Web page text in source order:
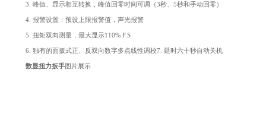
3. 峰值、显示相互转换，峰值回零时间可调（3秒、5秒和手动回零）
4. 报警设置：预设上限报警值，声光报警
5. 扭矩双向测量，最大显示110% F.S
6. 独有的面扳式正、反双向数字多点线性调校7. 延时六十秒自动关机
数显扭力扳手图片展示